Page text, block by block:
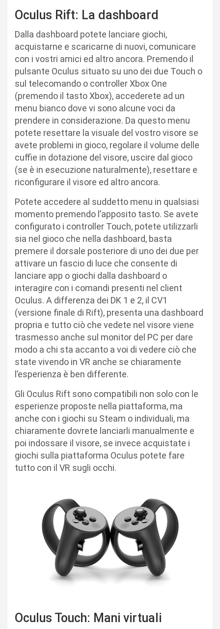
Oculus Rift: La dashboard
Dalla dashboard potete lanciare giochi,
acquistarne e scaricarne di nuovi, comunicare
con i vostri amici ed altro ancora. Premendo il
pulsante Oculus situato su uno dei due Touch o
sul telecomando o controller Xbox One
(premendo il tasto Xbox), accederete ad un
menu bianco dove vi sono alcune voci da
prendere in considerazione. Da questo menu
potete resettare la visuale del vostro visore se
avete problemi in gioco, regolare il volume delle
cuffie in dotazione del visore, uscire dal gioco
(se è in esecuzione naturalmente), resettare e
riconfigurare il visore ed altro ancora.
Potete accedere al suddetto menu in qualsiasi
momento premendo l’apposito tasto. Se avete
configurato i controller Touch, potete utilizzarli
sia nel gioco che nella dashboard, basta
premere il dorsale posteriore di uno dei due per
attivare un fascio di luce che consente di
lanciare app o giochi dalla dashboard o
interagire con i comandi presenti nel client
Oculus. A differenza dei DK 1 e 2, il CV1
(versione finale di Rift), presenta una dashboard
propria e tutto ciò che vedete nel visore viene
trasmesso anche sul monitor del PC per dare
modo a chi sta accanto a voi di vedere ciò che
state vivendo in VR anche se chiaramente
l’esperienza è ben differente.
Gli Oculus Rift sono compatibili non solo con le
esperienze proposte nella piattaforma, ma
anche con i giochi su Steam o individuali, ma
chiaramente dovrete lanciarli manualmente e
poi indossare il visore, se invece acquistate i
giochi sulla piattaforma Oculus potete fare
tutto con il VR sugli occhi.
Oculus Touch: Mani virtuali